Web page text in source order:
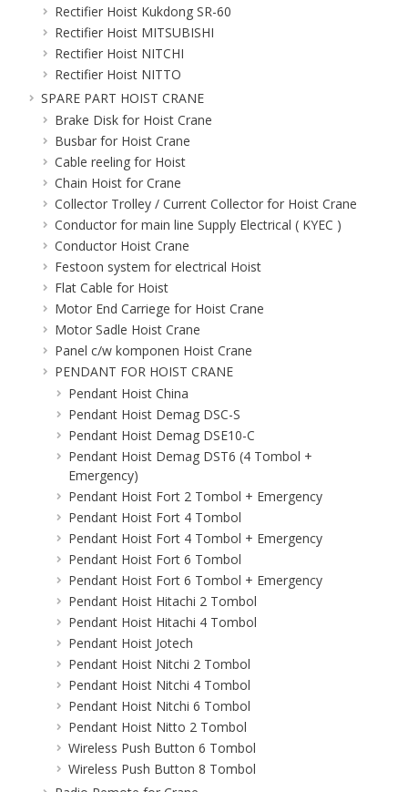
Rectifier Hoist Kukdong SR-60
Rectifier Hoist MITSUBISHI
Rectifier Hoist NITCHI
Rectifier Hoist NITTO
SPARE PART HOIST CRANE
Brake Disk for Hoist Crane
Busbar for Hoist Crane
Cable reeling for Hoist
Chain Hoist for Crane
Collector Trolley / Current Collector for Hoist Crane
Conductor for main line Supply Electrical ( KYEC )
Conductor Hoist Crane
Festoon system for electrical Hoist
Flat Cable for Hoist
Motor End Carriege for Hoist Crane
Motor Sadle Hoist Crane
Panel c/w komponen Hoist Crane
PENDANT FOR HOIST CRANE
Pendant Hoist China
Pendant Hoist Demag DSC-S
Pendant Hoist Demag DSE10-C
Pendant Hoist Demag DST6 (4 Tombol +
Emergency)
Pendant Hoist Fort 2 Tombol + Emergency
Pendant Hoist Fort 4 Tombol
Pendant Hoist Fort 4 Tombol + Emergency
Pendant Hoist Fort 6 Tombol
Pendant Hoist Fort 6 Tombol + Emergency
Pendant Hoist Hitachi 2 Tombol
Pendant Hoist Hitachi 4 Tombol
Pendant Hoist Jotech
Pendant Hoist Nitchi 2 Tombol
Pendant Hoist Nitchi 4 Tombol
Pendant Hoist Nitchi 6 Tombol
Pendant Hoist Nitto 2 Tombol
Wireless Push Button 6 Tombol
Wireless Push Button 8 Tombol